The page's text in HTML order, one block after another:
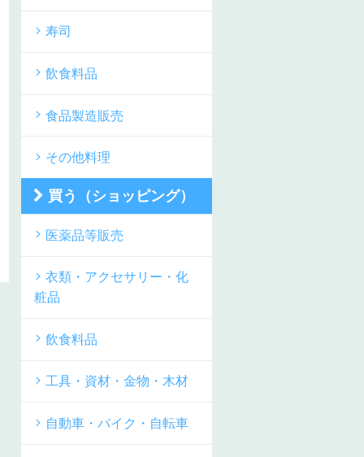
寿司
飲食料品
食品製造販売
その他料理
買う（ショッピング）
医薬品等販売
衣類・アクセサリー・化
粧品
飲食料品
工具・資材・金物・木材
自動車・バイク・自転車